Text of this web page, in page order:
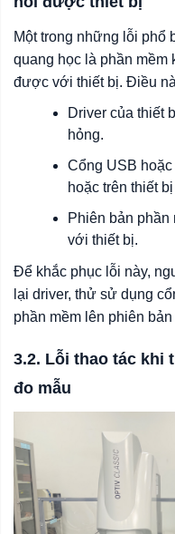
Một trong những lỗi phổ
quang học là phần mềm
được với thiết bị. Điều
Driver của thiết
hỏng.
Cổng USB
hoặc trên thiết
Phiên bản
với thiết bị.
Để khắc phục lỗi này,
lại driver, thử sử dụng
phần mềm lên phiên
3.2. Lỗi thao tác khi
đo mẫu